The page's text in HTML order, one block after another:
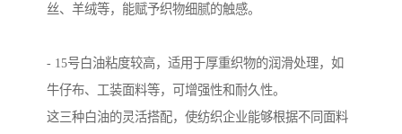
丝、羊绒等，能赋予织物细腻的触感。
- 15号白油粘度较高，适用于厚重织物的润滑处理，如
牛仔布、工装面料等，可增强性和耐久性。
这三种白油的灵活搭配，使纺织企业能够根据不同面料